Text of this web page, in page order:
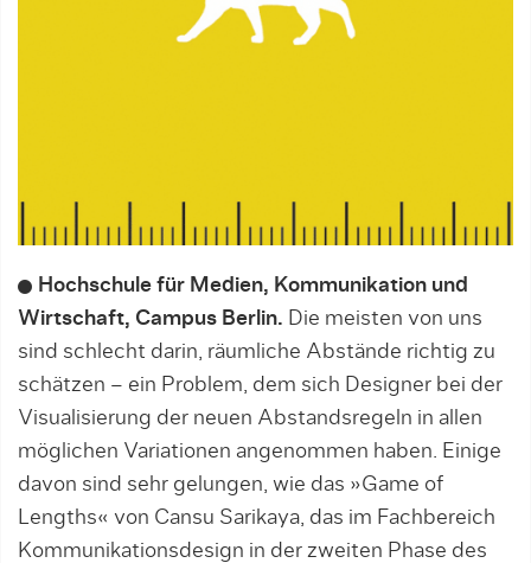
Hochschule für Medien, Kommunikation und
Wirtschaft, Campus Berlin. Die meisten von uns
sind schlecht darin, räum­liche Abstände richtig zu
schätzen – ein Problem, dem sich De­signer bei der
Visualisierung der neuen Abstandsregeln in allen
mög­lichen Variationen angenommen haben. Einige
davon sind sehr gelungen, wie das »Game of
Lengths« von Cansu Sarikaya, das im Fachbereich
Kommunikationsdesign in der zweiten Phase des